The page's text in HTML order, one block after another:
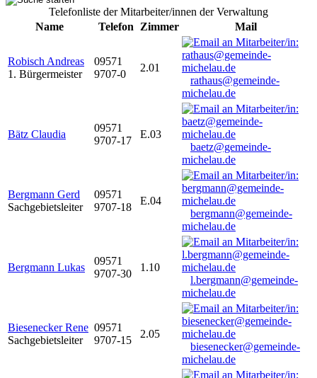
Telefonliste der Mitarbeiter/innen der Verwaltung
Name
Telefon Zimmer Mail
Robisch Andreas
1. Bürgermeister
09571
9707-0
2.01
rathaus@gemeinde-
michelau.de
Bätz Claudia
09571
9707-17
E.03
baetz@gemeinde-
michelau.de
Bergmann Gerd
Sachgebietsleiter
09571
9707-18
E.04
bergmann@gemeinde-
michelau.de
Bergmann Lukas
09571
9707-30
1.10
l.bergmann@gemeinde-
michelau.de
Biesenecker Rene
Sachgebietsleiter
09571
9707-15
2.05
biesenecker@gemeinde-
michelau.de